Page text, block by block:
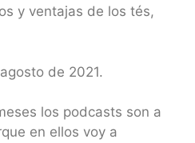
y ventajas de los tés,
de 2021.
los podcasts son a
en ellos voy a